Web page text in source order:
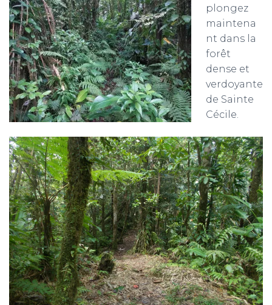
plongez
maintena
nt dans la
forêt
dense et
verdoyante
de Sainte
Cécile.